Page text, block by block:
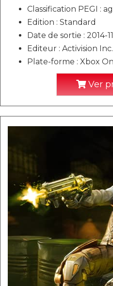
Classification PEGI :
Edition : Standard
Date de sortie : 2014-
Editeur : Activision Inc.
Plate-forme : Xbox
Ver